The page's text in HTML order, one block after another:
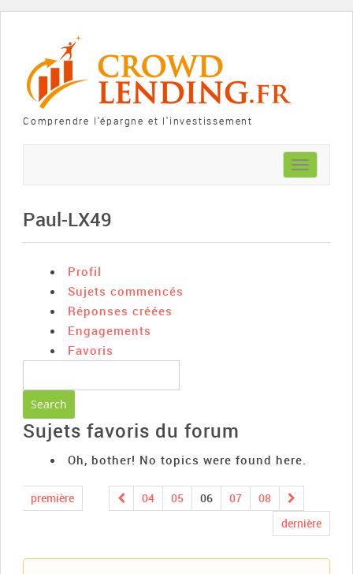
Comprendre l'épargne et l'investissement
Toggle
navigation
Paul-LX49
Profil
Sujets commencés
Réponses créées
Engagements
Favoris
Sujets favoris du forum
Oh, bother! No topics were found here.
première 04 05 06 07
08
dernière